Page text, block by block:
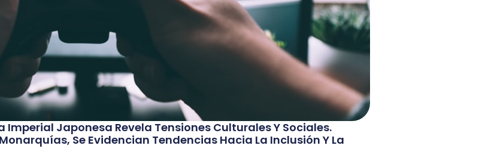
Imperial Japonesa Revela Tensiones Culturales Y Sociales.
Se Evidencian Tendencias Hacia La Inclusión Y La